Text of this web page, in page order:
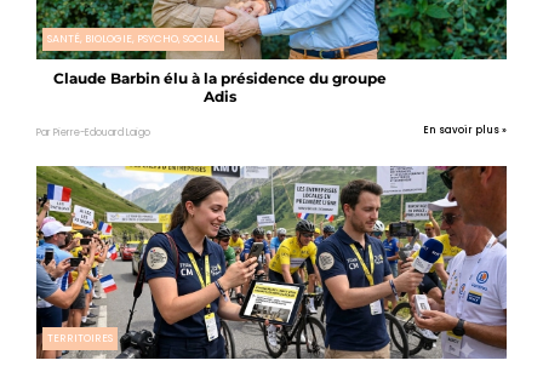
SANTÉ, BIOLOGIE, PSYCHO, SOCIAL
Claude Barbin élu à la présidence du groupe
Adis
Par Pierre-Edouard Laigo En savoir plus »
TERRITOIRES